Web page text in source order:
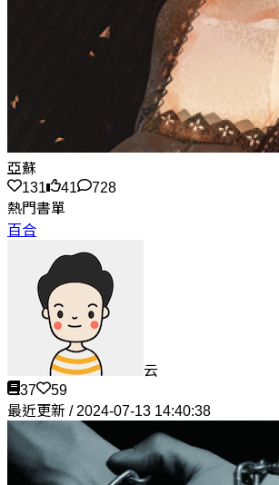
亞蘇
131
41
728
熱門書單
百合
云
37
59
最近更新 / 2024-07-13 14:40:38